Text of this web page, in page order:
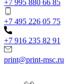
+7 995 880 66 85
+7 495 226 05 75
+7 916 235 82 91
print@print-msc.ru